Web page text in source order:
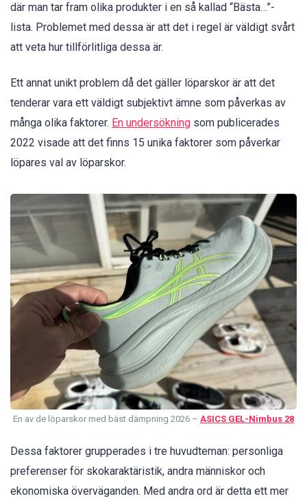
där man tar fram olika produkter i en så kallad “Bästa…”-
lista. Problemet med dessa är att det i regel är väldigt svårt
att veta hur tillförlitliga dessa är.
Ett annat unikt problem då det gäller löparskor är att det
tenderar vara ett väldigt subjektivt ämne som påverkas av
många olika faktorer. En undersökning som publicerades
2022 visade att det finns 15 unika faktorer som påverkar
löpares val av löparskor.
En av de löparskor med bäst dämpning 2026 – ASICS GEL-Nimbus 28
Dessa faktorer grupperades i tre huvudteman: personliga
preferenser för skokaraktäristik, andra människor och
ekonomiska överväganden. Med andra ord är detta ett mer